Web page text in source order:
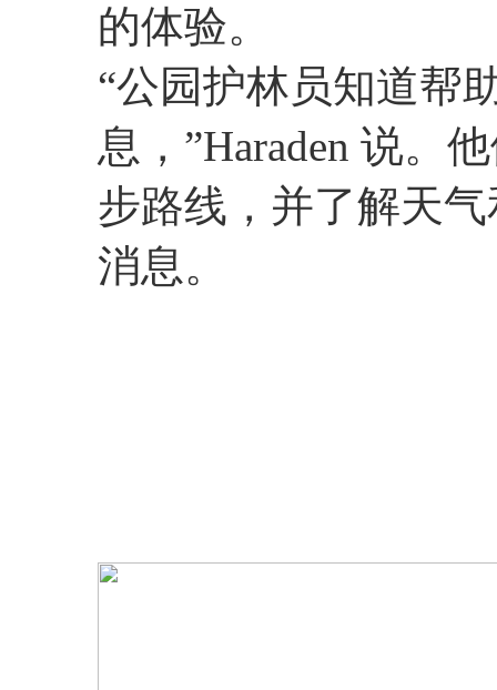
的体验。
“公园护林员知道帮
息，”Haraden 说。
步路线，并了解天
消息。